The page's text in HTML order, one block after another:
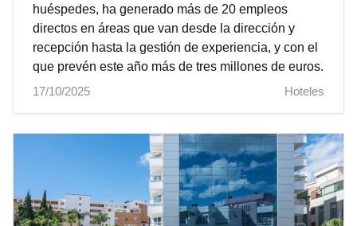
huéspedes, ha generado más de 20 empleos
directos en áreas que van desde la dirección y
recepción hasta la gestión de experiencia, y con el
que prevén este año más de tres millones de euros.
17/10/2025
Hoteles